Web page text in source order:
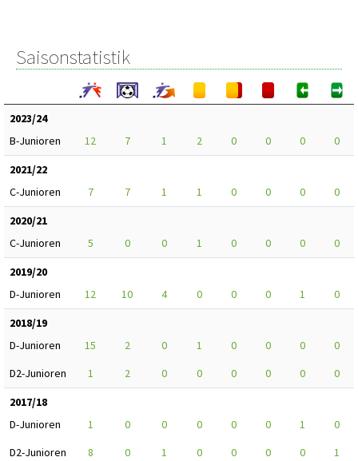
Saisonstatistik
2023/24
B-Junioren
12 7 1 2 0 0 0
0
2021/22
C-Junioren
7 7 1 1 0 0 0
0
2020/21
C-Junioren
5 0 0 1 0 0 0
0
2019/20
D-Junioren
12 10 4 0 0 0 1
0
2018/19
D-Junioren
15 2 0 1 0 0 0
0
D2-Junioren
1 2 0 0 0 0 0
0
2017/18
D-Junioren
1 0 0 0 0 0 1
0
D2-Junioren
8 0 1 0 0 0 0
1